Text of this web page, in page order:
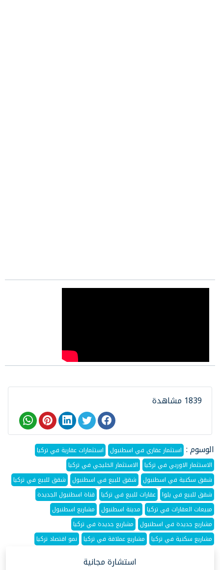
1839 مشاهدة
الوسوم : استثمار عقاري في اسطنبول
استثمارات عقارية في تركيا
الاستثمار الاوربي في تركيا
الاستثمار الخليجي في تركيا
شقق سكنية في اسطنبول
شقق للبيع في اسطنبول
شقق للبيع في تركيا
شقق للبيع في يلوا عقارات للبيع في تركيا
قناة اسطنبول الجديدة
مبيعات العقارات في تركيا
مدينة اسطنبول
مشاريع اسطنبول
مشاريع جديدة في اسطنبول
مشاريع جديدة في تركيا
مشاريع سكنية في تركيا
مشاريع عملاقة في تركيا نمو اقتصاد تركيا
استشارة مجانية